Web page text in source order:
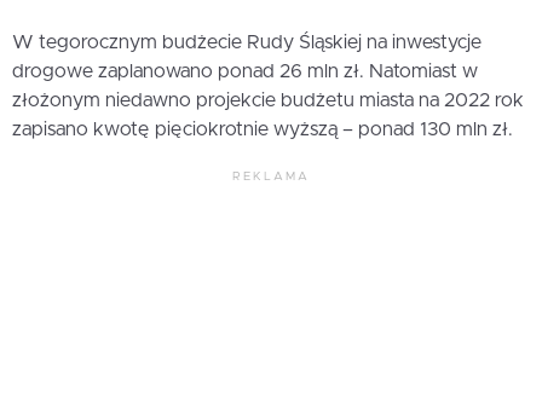
W tegorocznym budżecie Rudy Śląskiej na inwestycje
drogowe zaplanowano ponad 26 mln zł. Natomiast w
złożonym niedawno projekcie budżetu miasta na 2022 rok
zapisano kwotę pięciokrotnie wyższą – ponad 130 mln zł.
REKLAMA